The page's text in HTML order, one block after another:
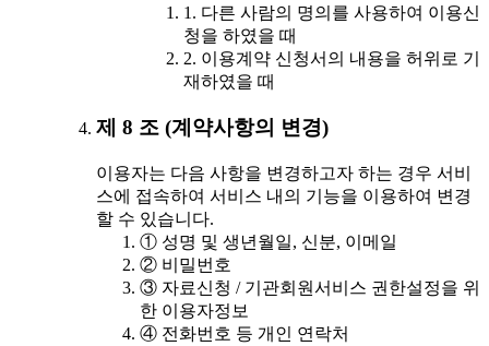
1. 다른 사람의 명의를 사용하여 이용신
청을 하였을 때
2. 이용계약 신청서의 내용을 허위로 기
재하였을 때
제 8 조 (계약사항의 변경)
이용자는 다음 사항을 변경하고자 하는 경우 서비
스에 접속하여 서비스 내의 기능을 이용하여 변경
할 수 있습니다.
① 성명 및 생년월일, 신분, 이메일
② 비밀번호
③ 자료신청 / 기관회원서비스 권한설정을 위
한 이용자정보
④ 전화번호 등 개인 연락처